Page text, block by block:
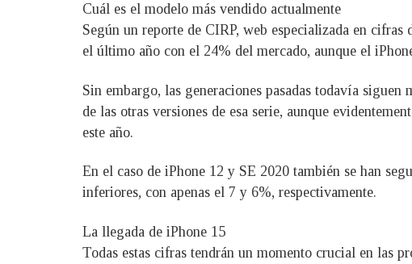
Cuál es el modelo más vendido actualmente
Según un reporte de CIRP, web especializada en
el último año con el 24% del mercado, aunque el
Sin embargo, las generaciones pasadas todavía
de las otras versiones de esa serie, aunque
este año.
En el caso de iPhone 12 y SE 2020 también se han
inferiores, con apenas el 7 y 6%, respectivamente.
La llegada de iPhone 15
Todas estas cifras tendrán un momento crucial en las